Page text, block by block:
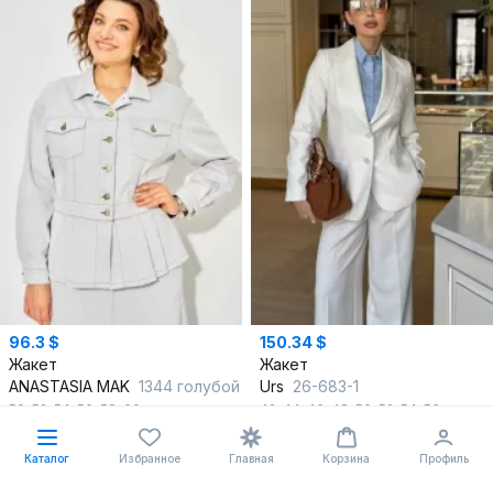
96.3 $
Жакет
ANASTASIA MAK 1344 голубой
50 52 54 56 58 60
В корзину
150.34 $
Жакет
Urs 26-683-1
42 44 46 48 50 52 54 56
В корзину
Каталог Избранное Главная Корзина Профиль